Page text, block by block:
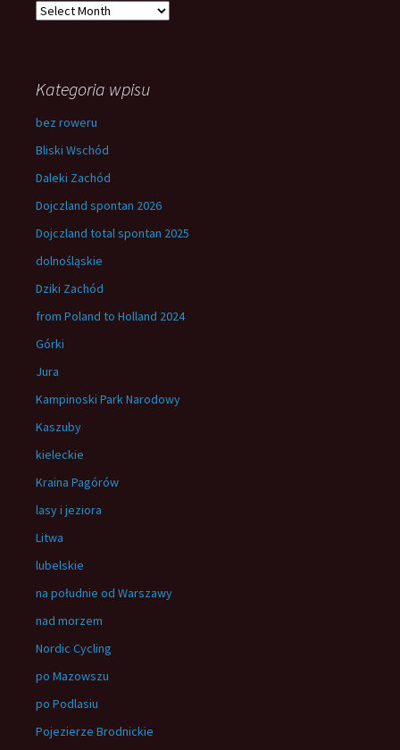
Archives
Kategoria wpisu
bez roweru
Bliski Wschód
Daleki Zachód
Dojczland spontan 2026
Dojczland total spontan 2025
dolnośląskie
Dziki Zachód
from Poland to Holland 2024
Górki
Jura
Kampinoski Park Narodowy
Kaszuby
kieleckie
Kraina Pagórów
lasy i jeziora
Litwa
lubelskie
na południe od Warszawy
nad morzem
Nordic Cycling
po Mazowszu
po Podlasiu
Pojezierze Brodnickie